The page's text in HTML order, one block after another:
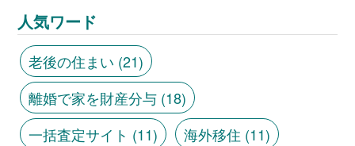
人気ワード
老後の住まい (21)
離婚で家を財産分与(18)
一括査定サイト (11) 海外移住 (11)